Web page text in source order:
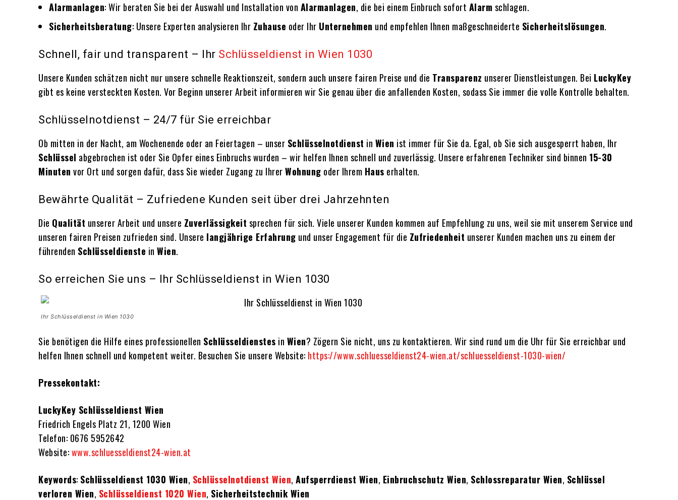
Alarmanlagen: Wir beraten Sie bei der Auswahl und Installation von Alarmanlagen, die bei einem Einbruch sofort Alarmschlagen.
Sicherheitsberatung: Unsere Experten analysieren Ihr Zuhause oder Ihr Unternehmen und empfehlen Ihnen maßgeschneiderte Sicherheitslösungen.
Schnell, fair und transparent – Ihr Schlüsseldienst in Wien 1030
Unsere Kunden schätzen nicht nur unsere schnelle Reaktionszeit, sondern auch unsere fairen Preise und die Transparenz unserer Dienstleistungen. Bei LuckyKey
gibt es keine versteckten Kosten. Vor Beginn unserer Arbeit informieren wir Sie genau über die anfallenden Kosten, sodass Sie immer die volle Kontrolle behalten.
Schlüsselnotdienst – 24/7 für Sie erreichbar
Ob mitten in der Nacht, am Wochenende oder an Feiertagen – unser Schlüsselnotdienst in Wien ist immer für Sie da. Egal, ob Sie sich ausgesperrt haben, Ihr
Schlüssel abgebrochen ist oder Sie Opfer eines Einbruchs wurden – wir helfen Ihnen schnell und zuverlässig. Unsere erfahrenen Techniker sind binnen 15-30
Minuten vor Ort und sorgen dafür, dass Sie wieder Zugang zu IhrerWohnung oder Ihrem Haus erhalten.
Bewährte Qualität – Zufriedene Kunden seit über drei Jahrzehnten
Die Qualität unserer Arbeit und unsere Zuverlässigkeit sprechen für sich. Viele unserer Kunden kommen auf Empfehlung zu uns, weil sie mit unserem Service und
unseren fairen Preisen zufrieden sind. Unsere langjährige Erfahrung und unser Engagement für die Zufriedenheit unserer Kunden machen uns zu einem der
führenden Schlüsseldienste in Wien.
So erreichen Sie uns – Ihr Schlüsseldienst in Wien 1030
Ihr Schlüsseldienst in Wien 1030
Sie benötigen die Hilfe eines professionellen Schlüsseldienstes in Wien? Zögern Sie nicht, uns zu kontaktieren. Wir sind rund um die Uhr für Sie erreichbar und
helfen Ihnen schnell und kompetent weiter. Besuchen Sie unsere Website: https://www.schluesseldienst24-wien.at/schluesseldienst-1030-wien/
Pressekontakt:
LuckyKey Schlüsseldienst Wien
Friedrich Engels Platz 21, 1200 Wien
Telefon: 0676 5952642
Website:www.schluesseldienst24-wien.at
Keywords: Schlüsseldienst 1030 Wien, Schlüsselnotdienst Wien, Aufsperrdienst Wien, Einbruchschutz Wien, Schlossreparatur Wien, Schlüssel
verloren Wien, Schlüsseldienst 1020 Wien, Sicherheitstechnik Wien